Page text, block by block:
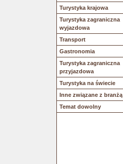
Turystyka krajowa
Turystyka zagraniczna
wyjazdowa
Transport
Gastronomia
Turystyka zagraniczna
przyjazdowa
Turystyka na świecie
Inne związane z branżą
Temat dowolny